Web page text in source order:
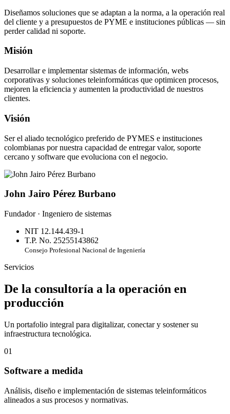
Diseñamos soluciones que se adaptan a la norma, a la operación real
del cliente y a presupuestos de PYME e instituciones públicas — sin
perder calidad ni soporte.
Misión
Desarrollar e implementar sistemas de información, webs
corporativas y soluciones teleinformáticas que optimicen procesos,
mejoren la eficiencia y aumenten la productividad de nuestros
clientes.
Visión
Ser el aliado tecnológico preferido de PYMES e instituciones
colombianas por nuestra capacidad de entregar valor, soporte
cercano y software que evoluciona con el negocio.
John Jairo Pérez Burbano
Fundador · Ingeniero de sistemas
NIT 12.144.439-1
T.P. No. 25255143862
Consejo Profesional Nacional de Ingeniería
Servicios
De la consultoría a la operación en
producción
Un portafolio integral para digitalizar, conectar y sostener su
infraestructura tecnológica.
01
Software a medida
Análisis, diseño e implementación de sistemas teleinformáticos
alineados a sus procesos y normativas.